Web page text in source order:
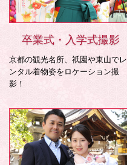
卒業式・入学式撮影
京都の観光名所、祇園や東山でレ
ンタル着物姿をロケーション撮
影！